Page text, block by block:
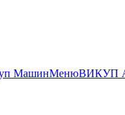
МашинМенюВИКУП